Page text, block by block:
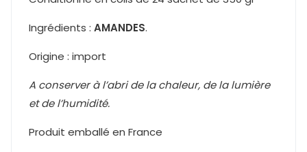
Ingrédients : AMANDES.
Origine : import
A conserver à l’abri de la chaleur, de la lumière
et de l’humidité.
Produit emballé en France